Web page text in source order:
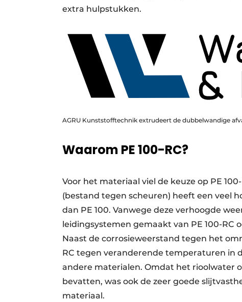
extra hulpstukken.
AGRU Kunststofftechnik extrudeert de dubbelwandige
Waarom PE 100-RC?
Voor het materiaal viel de keuze op PE
(bestand tegen scheuren) heeft een veel
dan PE 100. Vanwege deze verhoogde
leidingsystemen gemaakt van PE 100-
Naast de corrosieweerstand tegen het
RC tegen veranderende temperaturen in
andere materialen. Omdat het rioolwater
bevatten, was ook de zeer goede
materiaal.